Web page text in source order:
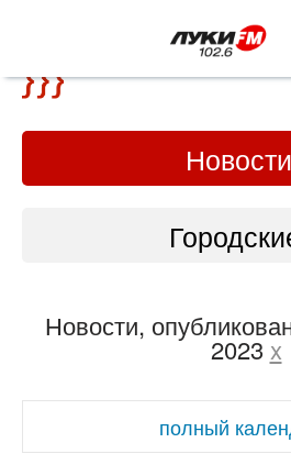
Новости
Слово
ВТРК
Новости,
2023 x
полный